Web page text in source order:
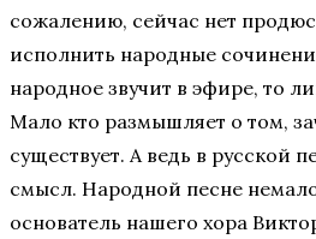
сожалению, сейчас нет
исполнить народные
народное звучит в эфире, то
Мало кто размышляет о том,
существует. А ведь в русской
смысл. Народной песне
основатель нашего хора